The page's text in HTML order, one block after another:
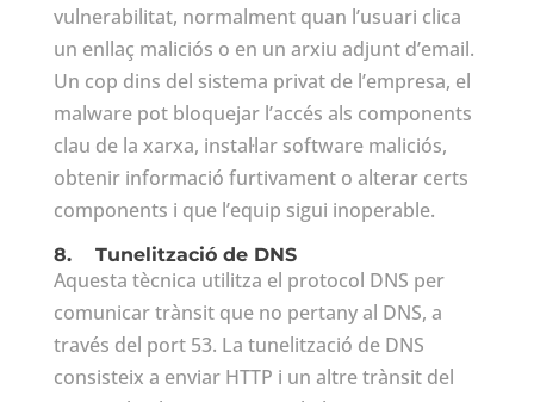
vulnerabilitat, normalment quan l’usuari clica
un enllaç maliciós o en un arxiu adjunt d’email.
Un cop dins del sistema privat de l’empresa, el
malware pot bloquejar l’accés als components
clau de la xarxa, instal·lar software maliciós,
obtenir informació furtivament o alterar certs
components i que l’equip sigui inoperable.
8. Tunelització de DNS
Aquesta tècnica utilitza el protocol DNS per
comunicar trànsit que no pertany al DNS, a
través del port 53. La tunelització de DNS
consisteix a enviar HTTP i un altre trànsit del